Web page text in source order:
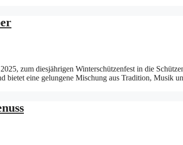
zum diesjährigen Winterschützenfest in die
bietet eine gelungene Mischung aus Tradition,